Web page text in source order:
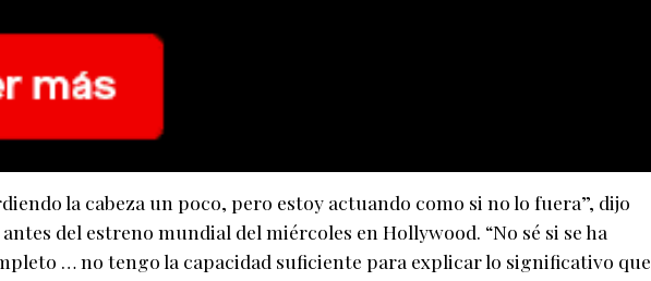
la cabeza un poco, pero estoy actuando como si no lo fuera”, dijo
del estreno mundial del miércoles en Hollywood. “No sé si se ha
… no tengo la capacidad suficiente para explicar lo significativo que